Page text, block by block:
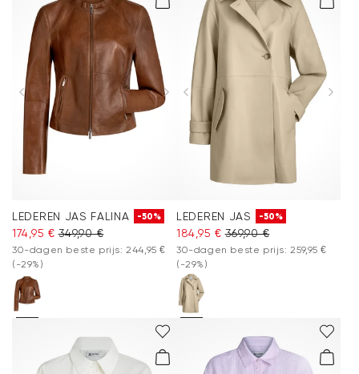
LEDEREN JAS FALINA -50%
174,95 € 349,90 €
30-dagen beste prijs: 244,95 €
(-29%)
LEDEREN JAS -50%
184,95 € 369,90 €
30-dagen beste prijs: 259,95 €
(-29%)